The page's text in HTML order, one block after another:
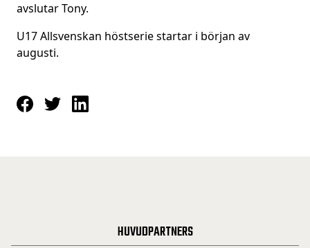
avslutar Tony.
U17 Allsvenskan höstserie startar i början av
augusti.
HUVUDPARTNERS